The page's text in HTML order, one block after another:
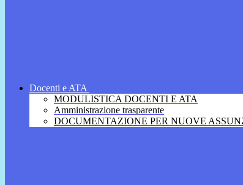
Docenti e ATA
MODULISTICA DOCENTI E ATA
Amministrazione trasparente
DOCUMENTAZIONE PER NUOVE